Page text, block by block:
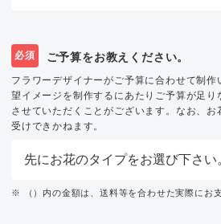
必須 ご予算をお教えください。
フラワーデザイナーがご予算に合わせて制
望イメージを制作するにあたりご予算が足り
させていただくことがございます。なお、お
受けできかねます。
※ （）内の金額は、送料等を合わせた実際にお